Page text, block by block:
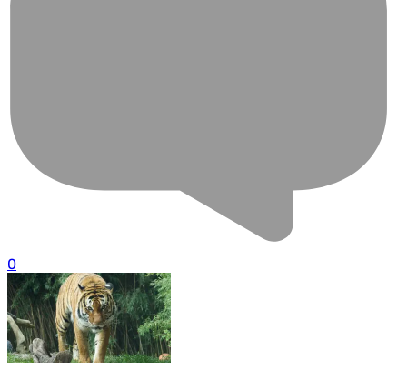
0